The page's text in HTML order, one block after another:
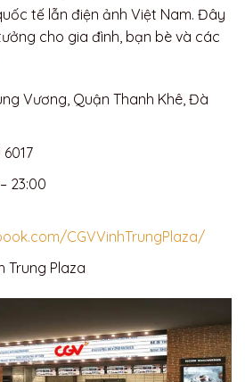
tế lẫn điện ảnh Việt Nam. Đây
cho gia đình, bạn bè và các
Vương, Quận Thanh Khê, Đà
23:00
CGVVinhTrungPlaza/
Trung Plaza